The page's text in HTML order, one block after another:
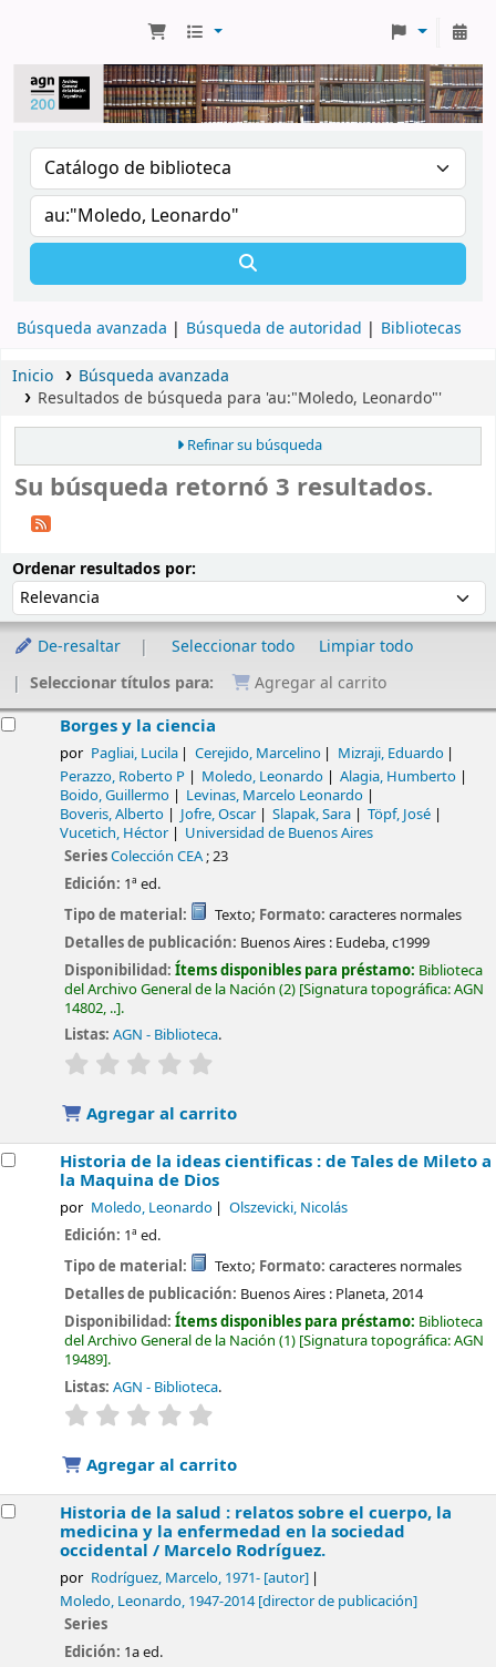
Búsqueda avanzada Búsqueda de autoridad Bibliotecas
Inicio
Búsqueda avanzada
Resultados de búsqueda para 'au:"Moledo, Leonardo"'
Refinar su búsqueda
Su búsqueda retornó 3 resultados.
Ordenar resultados por:
De-resaltar Seleccionar todo
Limpiar todo
Seleccionar títulos para:
Agregar al carrito
Borges y la ciencia
por Pagliai, Lucila Cerejido, Marcelino
Mizraji, Eduardo
Perazzo, Roberto P
Moledo, Leonardo
Alagia, Humberto
Boido, Guillermo
Levinas, Marcelo Leonardo
Boveris, Alberto
Jofre, Oscar Slapak, Sara
Töpf, José
Vucetich, Héctor
Universidad de Buenos Aires
SeriesColección CEA; 23
Edición: 1ª ed.
Tipo de material:
Texto; Formato: caracteres normales
Detalles de publicación: Buenos Aires : Eudeba,c1999
Disponibilidad:Ítems disponibles para préstamo: Biblioteca
del Archivo General de la Nación (2) Signatura topográfica:AGN
14802, .. .
Listas: AGN - Biblioteca.
valoración
Agregar al carrito
Historia de la ideas cientificas : de Tales de Mileto a
la Maquina de Dios
por Moledo, Leonardo Olszevicki, Nicolás
Edición: 1ª ed.
Tipo de material:
Texto; Formato: caracteres normales
Detalles de publicación: Buenos Aires : Planeta,2014
Disponibilidad:Ítems disponibles para préstamo: Biblioteca
del Archivo General de la Nación (1) Signatura topográfica:AGN
19489 .
Listas: AGN - Biblioteca.
valoración
Agregar al carrito
Historia de la salud : relatos sobre el cuerpo, la
medicina y la enfermedad en la sociedad
occidental / Marcelo Rodríguez.
por Rodríguez, Marcelo, 1971-[autor]
Moledo, Leonardo, 1947-2014[director de publicación]
Series
Edición: 1a ed.